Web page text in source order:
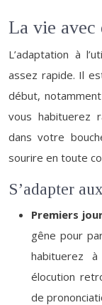
La vie avec
L’adaptation à
assez rapide. Il
début,
vous habituerez
dans votre
sourire en toute
S’adapter
Premiers
gêne pour
habituerez
élocution
de